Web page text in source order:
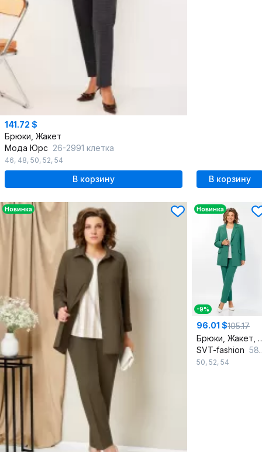
141.72 $
Брюки, Жакет
Мода Юрс 26-2991 клетка
46, 48, 50, 52, 54
В корзину В корзину
Новинка Новинка
-9%
96.01 $105.17
Брюки,
SVT-fashion 584 морской_бриз
50, 52, 54